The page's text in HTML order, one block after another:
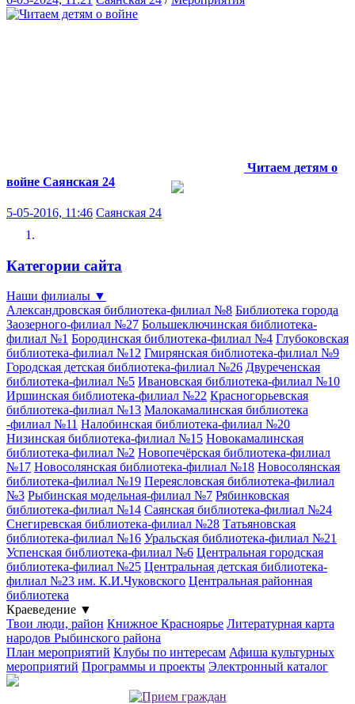
Читаем детям о
войне Саянская 24
5-05-2016, 11:46 Саянская 24
Категории сайта
Наши филиалы ▼
Александровская библиотека-филиал №8 Библиотека города
Заозерного-филиал №27 Большеключинская библиотека-
филиал №1 Бородинская библиотека-филиал №4 Глубоковская
библиотека-филиал №12 Гмирянская библиотека-филиал №9
Городская детская библиотека-филиал №26 Двуреченская
библиотека-филиал №5 Ивановская библиотека-филиал №10
Иршинская библиотека-филиал №22 Красногорьевская
библиотека-филиал №13 Малокамалинская библиотека
-филиал №11 Налобинская библиотека-филиал №20
Низинская библиотека-филиал №15 Новокамалинская
библиотека-филиал №2 Новопечёрская библиотека-филиал
№17 Новосолянская библиотека-филиал №18 Новосолянская
библиотека-филиал №19 Переясловская библиотека-филиал
№3 Рыбинская модельная-филиал №7 Рябинковская
библиотека-филиал №14 Саянская библиотека-филиал №24
Снегиревская библиотека-филиал №28 Татьяновская
библиотека-филиал №16 Уральская библиотека-филиал №21
Успенская библиотека-филиал №6 Центральная городская
библиотека-филиал №25 Центральная детская библиотека-
филиал №23 им. К.И.Чуковского Центральная районная
библиотека
Краеведение ▼
Твои люди, район Книжное Красноярье Литературная карта
народов Рыбинского района
План мероприятий Клубы по интересам Афиша культурных
мероприятий Программы и проекты Электронный каталог